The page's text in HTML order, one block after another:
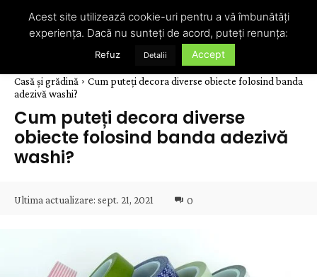
Casă și grădină
Cum puteți decora diverse obiecte folosind banda
adezivă washi?
Cum puteți decora diverse
obiecte folosind banda adezivă
washi?
Ultima actualizare: sept. 21, 2021 0
Acest site utilizează cookie-uri pentru a vă îmbunătăți
experiența. Dacă nu sunteți de acord, puteți renunța:
Refuz Detalii Accept